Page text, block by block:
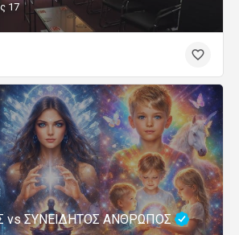
17
vs ΣΥΝΕΙΔΗΤΟΣ ΑΝΘΡΩΠΟΣ